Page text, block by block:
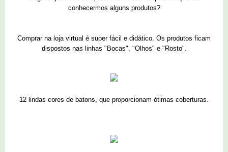
conhecermos alguns produtos?
Comprar na loja virtual é super fácil e didático. Os produtos ficam
dispostos nas linhas "Bocas", "Olhos" e "Rosto".
12 lindas cores de batons, que proporcionam ótimas coberturas.